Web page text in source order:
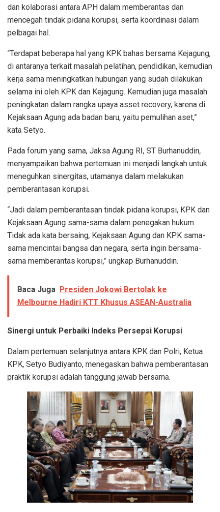
dan kolaborasi antara APH dalam memberantas dan
mencegah tindak pidana korupsi, serta koordinasi dalam
pelbagai hal.
“Terdapat beberapa hal yang KPK bahas bersama Kejagung,
di antaranya terkait masalah pelatihan, pendidikan, kemudian
kerja sama meningkatkan hubungan yang sudah dilakukan
selama ini oleh KPK dan Kejagung. Kemudian juga masalah
peningkatan dalam rangka upaya asset recovery, karena di
Kejaksaan Agung ada badan baru, yaitu pemulihan aset,”
kata Setyo.
Pada forum yang sama, Jaksa Agung RI, ST Burhanuddin,
menyampaikan bahwa pertemuan ini menjadi langkah untuk
meneguhkan sinergitas, utamanya dalam melakukan
pemberantasan korupsi.
“Jadi dalam pemberantasan tindak pidana korupsi, KPK dan
Kejaksaan Agung sama-sama dalam penegakan hukum.
Tidak ada kata bersaing, Kejaksaan Agung dan KPK sama-
sama mencintai bangsa dan negara, serta ingin bersama-
sama memberantas korupsi,” ungkap Burhanuddin.
Baca Juga Presiden Jokowi Bertolak ke
Melbourne Hadiri KTT Khusus ASEAN-Australia
Sinergi untuk Perbaiki Indeks Persepsi Korupsi
Dalam pertemuan selanjutnya antara KPK dan Polri, Ketua
KPK, Setyo Budiyanto, menegaskan bahwa pemberantasan
praktik korupsi adalah tanggung jawab bersama.